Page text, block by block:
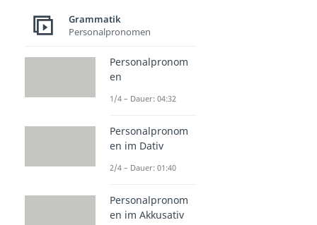
Grammatik
Personalpronomen
Personalpronom
en
1/4 – Dauer: 04:32
Personalpronom
en im Dativ
2/4 – Dauer: 01:40
Personalpronom
en im Akkusativ